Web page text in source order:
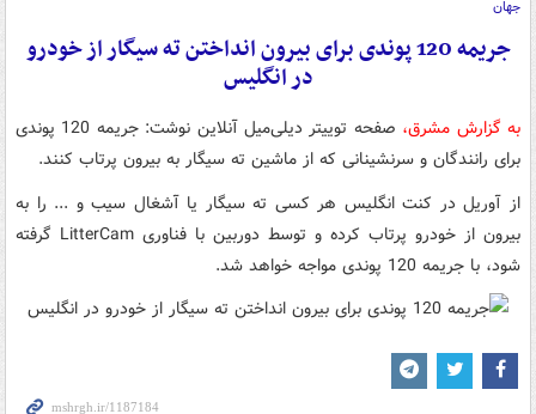
جهان
جریمه 120 پوندی برای بیرون انداختن ته سیگار از خودرو
در انگلیس
به گزارش مشرق،
صفحه توییتر دیلی‌میل آنلاین نوشت: جریمه 120 پوندی
برای رانندگان و سرنشینانی که از ماشین ته سیگار به بیرون پرتاب کنند.
از آوریل در کنت انگلیس هر کسی ته سیگار یا آشغال سیب و ... را به
بیرون از خودرو پرتاب کرده و توسط دوربین با فناوری LitterCam گرفته
شود، با جریمه 120 پوندی مواجه خواهد شد.